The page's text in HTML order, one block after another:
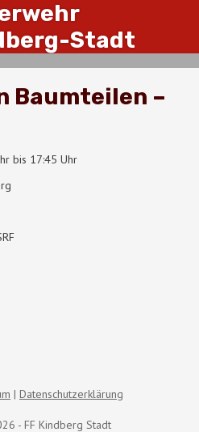
Stadt
Baumteilen –
bis 17:45 Uhr
- FF Kindberg Stadt
Datenschutzerklärung